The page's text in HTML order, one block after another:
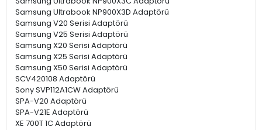
Samsung Ultrabook NP900X3D Adaptörü
Samsung V20 Serisi Adaptörü
Samsung V25 Serisi Adaptörü
Samsung X20 Serisi Adaptörü
Samsung X25 Serisi Adaptörü
Samsung X50 Serisi Adaptörü
SCV420108 Adaptörü
Sony SVP112A1CW Adaptörü
SPA-V20 Adaptörü
SPA-V21E Adaptörü
XE 700T 1C Adaptörü